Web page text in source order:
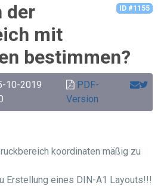
ID #1155
der
mit
bestimmen?
10-2019
PDF-
Version
koordinaten mäßig zu
Erstellung eines DIN-A1 Layouts!!!